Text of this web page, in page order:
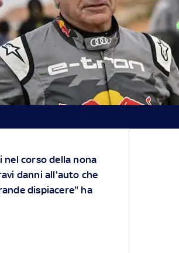
nel corso della nona
danni all'auto che
dispiacere" ha